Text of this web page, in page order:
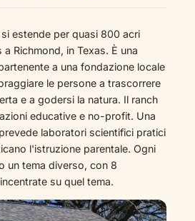
estende per quasi 800 acri
Richmond, in Texas. È una
a una fondazione locale
le persone a trascorrere
e a godersi la natura. Il ranch
educative e no-profit. Una
laboratori scientifici pratici
l'istruzione parentale. Ogni
un tema diverso, con 8
su quel tema.